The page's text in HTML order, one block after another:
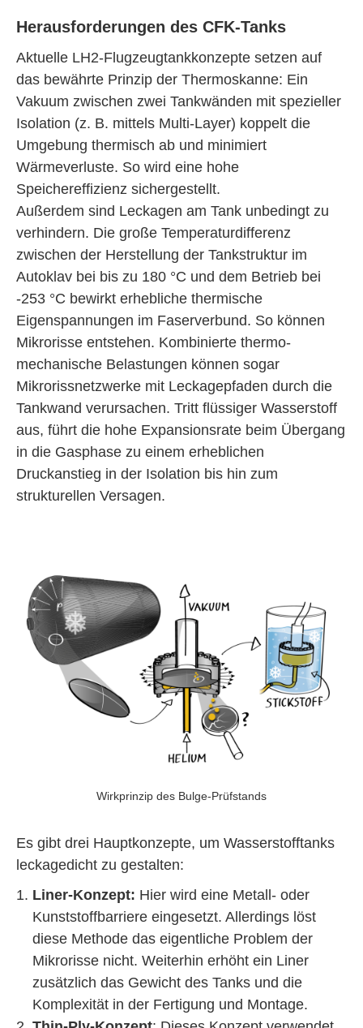
Herausforderungen des CFK-Tanks
Aktuelle LH2-Flugzeugtankkonzepte setzen auf
das bewährte Prinzip der Thermoskanne: Ein
Vakuum zwischen zwei Tankwänden mit spezieller
Isolation (z. B. mittels Multi-Layer) koppelt die
Umgebung thermisch ab und minimiert
Wärmeverluste. So wird eine hohe
Speichereffizienz sichergestellt.
Außerdem sind Leckagen am Tank unbedingt zu
verhindern. Die große Temperaturdifferenz
zwischen der Herstellung der Tankstruktur im
Autoklav bei bis zu 180 °C und dem Betrieb bei
-253 °C bewirkt erhebliche thermische
Eigenspannungen im Faserverbund. So können
Mikrorisse entstehen. Kombinierte thermo-
mechanische Belastungen können sogar
Mikrorissnetzwerke mit Leckagepfaden durch die
Tankwand verursachen. Tritt flüssiger Wasserstoff
aus, führt die hohe Expansionsrate beim Übergang
in die Gasphase zu einem erheblichen
Druckanstieg in der Isolation bis hin zum
strukturellen Versagen.
Wirkprinzip des Bulge-Prüfstands
Es gibt drei Hauptkonzepte, um Wasserstofftanks
leckagedicht zu gestalten:
Liner-Konzept: Hier wird eine Metall- oder
Kunststoffbarriere eingesetzt. Allerdings löst
diese Methode das eigentliche Problem der
Mikrorisse nicht. Weiterhin erhöht ein Liner
zusätzlich das Gewicht des Tanks und die
Komplexität in der Fertigung und Montage.